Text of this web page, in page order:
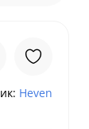
Heven